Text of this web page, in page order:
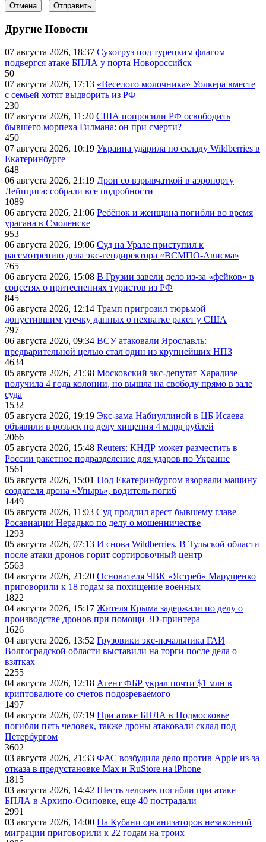
Отмена Отправить
Другие Новости
07 августа 2026, 18:37 Сухогруз под турецким флагом
подвергся атаке БПЛА у порта Новороссийск
50
07 августа 2026, 17:13 «Веселого молочника» Уолкера вместе
с семьей хотят выдворить из РФ
230
07 августа 2026, 11:20 США попросили РФ освободить
бывшего морпеха Гилмана: он при смерти?
450
07 августа 2026, 10:19 Украина ударила по складу Wildberries в
Екатеринбурге
648
06 августа 2026, 21:19 Дрон со взрывчаткой в аэропорту
Лейпцига: собрали все подробности
1089
06 августа 2026, 21:06 Ребёнок и женщина погибли во время
урагана в Смоленске
953
06 августа 2026, 19:06 Суд на Урале приступил к
рассмотрению дела экс-гендиректора «ВСМПО-Ависма»
765
06 августа 2026, 15:08 В Грузии завели дело из-за «фейков» в
соцсетях о притеснениях туристов из РФ
845
06 августа 2026, 12:14 Трамп пригрозил тюрьмой
допустившим утечку данных о нехватке ракет у США
797
06 августа 2026, 09:34 ВСУ атаковали Ярославль:
предварительной целью стал один из крупнейших НПЗ
4634
05 августа 2026, 21:38 Московский экс-депутат Харадизе
получила 4 года колонии, но вышла на свободу прямо в зале
суда
1532
05 августа 2026, 19:19 Экс-зама Набиуллиной в ЦБ Исаева
объявили в розыск по делу хищения 4 млрд рублей
2066
05 августа 2026, 15:48 Reuters: КНДР может разместить в
России ракетное подразделение для ударов по Украине
1561
05 августа 2026, 15:01 Под Екатеринбургом взорвали машину
создателя дрона «Упырь», водитель погиб
1449
05 августа 2026, 11:03 Суд продлил арест бывшему главе
Росавиации Нерадько по делу о мошенничестве
1293
05 августа 2026, 07:13 И снова Wildberries. В Тульской области
после атаки дронов горит сортировочный центр
5563
04 августа 2026, 21:20 Основателя ЧВК «Ястреб» Марущенко
приговорили к 18 годам за похищение военных
1822
04 августа 2026, 15:17 Жителя Крыма задержали по делу о
производстве дронов при помощи 3D‑принтера
1626
04 августа 2026, 13:52 Грузовики экс-начальника ГАИ
Волгоградской области выставили на торги после дела о
взятках
2255
04 августа 2026, 12:18 Агент ФБР украл почти $1 млн в
криптовалюте со счетов подозреваемого
1497
04 августа 2026, 07:19 При атаке БПЛА в Подмосковье
погибли пять человек, также дроны атаковали склад под
Петербургом
3602
03 августа 2026, 21:33 ФАС возбудила дело против Apple из-за
отказа в предустановке Max и RuStore на iPhone
1815
03 августа 2026, 14:42 Шесть человек погибли при атаке
БПЛА в Архипо-Осиповке, еще 40 пострадали
2991
03 августа 2026, 14:00 На Кубани организаторов незаконной
миграции приговорили к 22 годам на троих